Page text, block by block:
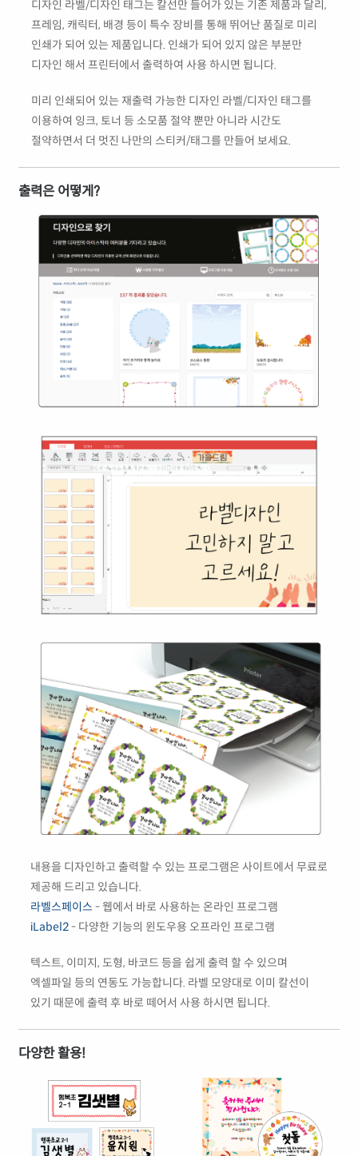
디자인 라벨/디자인 태그는 칼선만 들어가 있는 기존 제품과 달리,
프레임, 캐릭터, 배경 등이 특수 장비를 통해 뛰어난 품질로 미리
인쇄가 되어 있는 제품입니다. 인쇄가 되어 있지 않은 부분만
디자인 해서 프린터에서 출력하여 사용 하시면 됩니다.
미리 인쇄되어 있는 재출력 가능한 디자인 라벨/디자인 태그를
이용하여 잉크, 토너 등 소모품 절약 뿐만 아니라 시간도
절약하면서 더 멋진 나만의 스티커/태그를 만들어 보세요.
출력은 어떻게?
내용을 디자인하고 출력할 수 있는 프로그램은 사이트에서 무료로
제공해 드리고 있습니다.
라벨스페이스 - 웹에서 바로 사용하는 온라인 프로그램
iLabel2- 다양한 기능의 윈도우용 오프라인 프로그램
텍스트, 이미지, 도형, 바코드 등을 쉽게 출력 할 수 있으며
엑셀파일 등의 연동도 가능합니다. 라벨 모양대로 이미 칼선이
있기 때문에 출력 후 바로 떼어서 사용 하시면 됩니다.
다양한 활용!